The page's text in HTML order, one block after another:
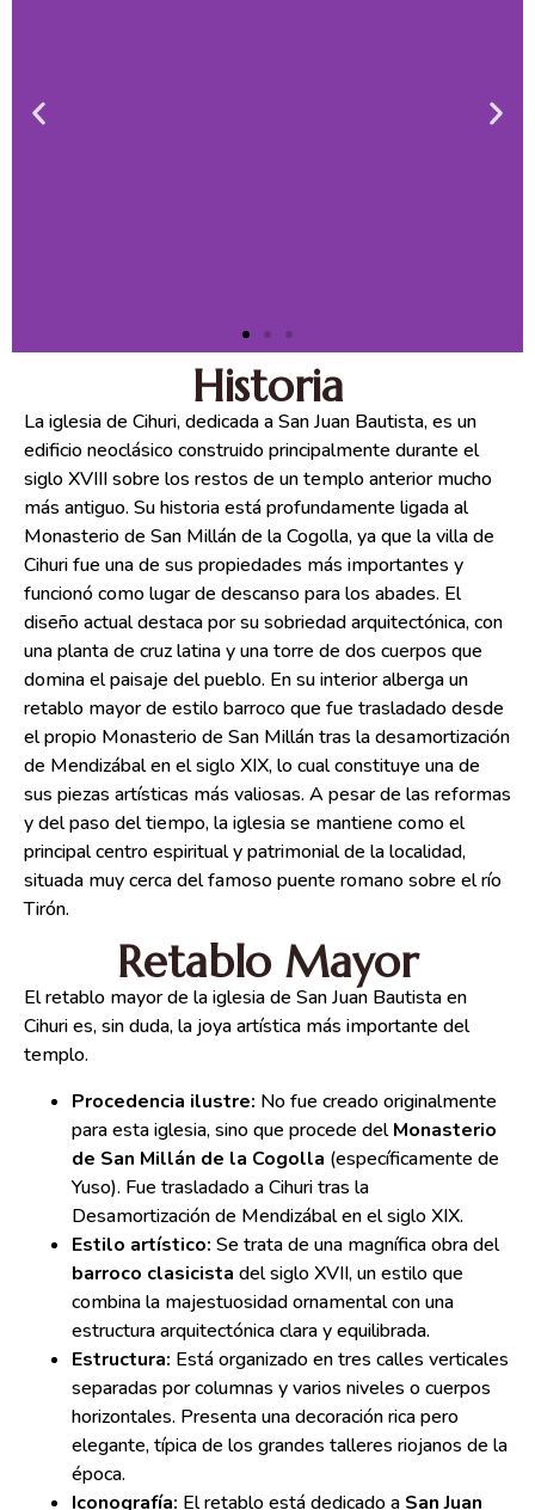
Historia
La iglesia de Cihuri, dedicada a San Juan Bautista, es un
edificio neoclásico construido principalmente durante el
siglo XVIII sobre los restos de un templo anterior mucho
más antiguo. Su historia está profundamente ligada al
Monasterio de San Millán de la Cogolla, ya que la villa de
Cihuri fue una de sus propiedades más importantes y
funcionó como lugar de descanso para los abades. El
diseño actual destaca por su sobriedad arquitectónica, con
una planta de cruz latina y una torre de dos cuerpos que
domina el paisaje del pueblo. En su interior alberga un
retablo mayor de estilo barroco que fue trasladado desde
el propio Monasterio de San Millán tras la desamortización
de Mendizábal en el siglo XIX, lo cual constituye una de
sus piezas artísticas más valiosas. A pesar de las reformas
y del paso del tiempo, la iglesia se mantiene como el
principal centro espiritual y patrimonial de la localidad,
situada muy cerca del famoso puente romano sobre el río
Tirón.
Retablo Mayor
El retablo mayor de la iglesia de San Juan Bautista en
Cihuri es, sin duda, la joya artística más importante del
templo.
Procedencia ilustre: No fue creado originalmente
para esta iglesia, sino que procede delMonasterio
de San Millán de la Cogolla (específicamente de
Yuso). Fue trasladado a Cihuri tras la
Desamortización de Mendizábal en el siglo XIX.
Estilo artístico: Se trata de una magnífica obra del
barroco clasicista del siglo XVII, un estilo que
combina la majestuosidad ornamental con una
estructura arquitectónica clara y equilibrada.
Estructura: Está organizado en tres calles verticales
separadas por columnas y varios niveles o cuerpos
horizontales. Presenta una decoración rica pero
elegante, típica de los grandes talleres riojanos de la
época.
Iconografía: El retablo está dedicado a San Juan